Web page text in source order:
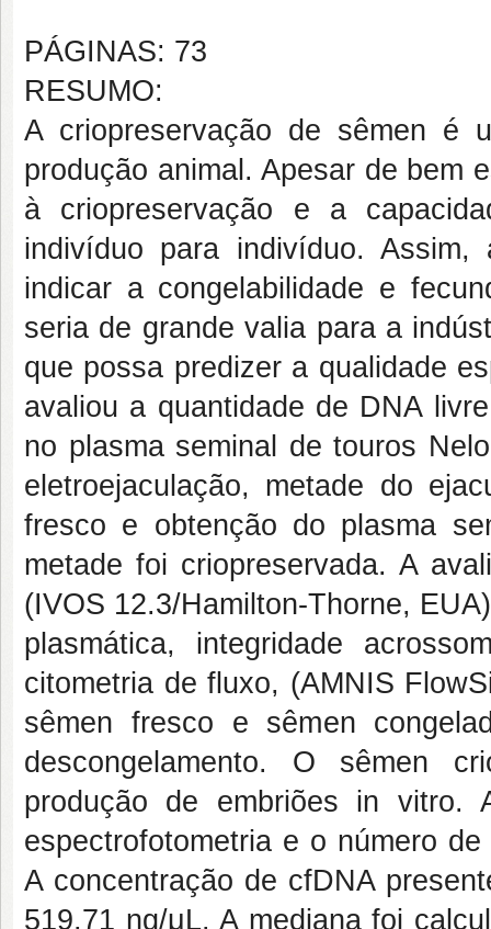
PÁGINAS: 73
RESUMO:
A criopreservação de sêmen é
produção animal. Apesar de bem
à criopreservação e a
indivíduo para indivíduo.
indicar a congelabilidade e
seria de grande valia para a
que possa predizer a qualidade
avaliou a quantidade de DNA
no plasma seminal de touros
eletroejaculação, metade do
fresco e obtenção do plasma
metade foi criopreservada. A
(IVOS 12.3/Hamilton-Thorne,
plasmática, integridade
citometria de fluxo, (AMNIS
sêmen fresco e sêmen
descongelamento. O sêmen
produção de embriões in vitro.
espectrofotometria e o número
A concentração de cfDNA
519,71 ng/μL. A mediana foi